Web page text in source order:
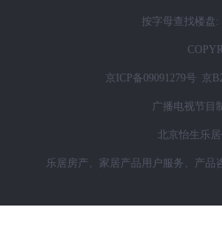
按字母查找楼盘
京ICP备09091279号 京
广播电视节目
北京怡生乐
乐居房产、家居产品用户服务、产品